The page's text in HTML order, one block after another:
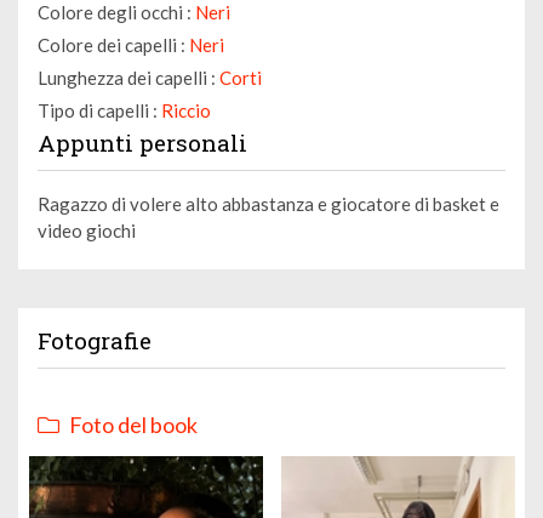
Colore degli occhi : Neri
Colore dei capelli : Neri
Lunghezza dei capelli : Corti
Tipo di capelli : Riccio
Appunti personali
Ragazzo di volere alto abbastanza e giocatore di basket e
video giochi
Fotografie
Foto del book